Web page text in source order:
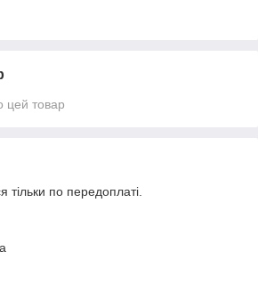
цей товар
тільки по передоплаті.